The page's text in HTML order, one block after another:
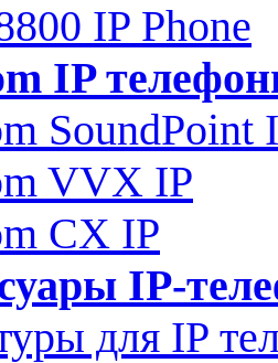
IP Phone
IP
SoundPoint
VVX IP
CX IP
IP-
для IP